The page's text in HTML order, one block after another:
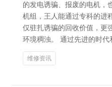
的发电诱骗、报废的电机，
机组，王人能通过专科的进
仅驻扎诱骗的回收价值，更
环境稠浊。 通过先进的时代
维修资讯